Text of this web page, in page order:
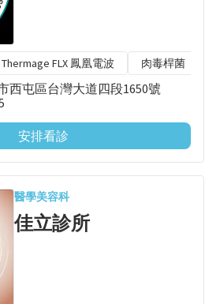
Thermage FLX 鳳凰電波 肉毒桿菌
西屯區台灣大道四段1650號
安排看診
醫學美容科
佳立診所